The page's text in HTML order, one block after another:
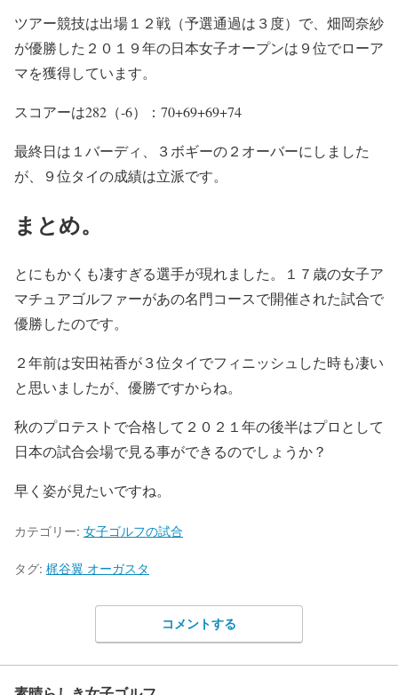
ツアー競技は出場１２戦（予選通過は３度）で、畑岡奈紗
が優勝した２０１９年の日本女子オープンは９位でローア
マを獲得しています。
スコアーは282（-6）：70+69+69+74
最終日は１バーディ、３ボギーの２オーバーにしました
が、９位タイの成績は立派です。
まとめ。
とにもかくも凄すぎる選手が現れました。１７歳の女子ア
マチュアゴルファーがあの名門コースで開催された試合で
優勝したのです。
２年前は安田祐香が３位タイでフィニッシュした時も凄い
と思いましたが、優勝ですからね。
秋のプロテストで合格して２０２１年の後半はプロとして
日本の試合会場で見る事ができるのでしょうか？
早く姿が見たいですね。
カテゴリー: 女子ゴルフの試合
タグ: 梶谷翼 オーガスタ
コメントする